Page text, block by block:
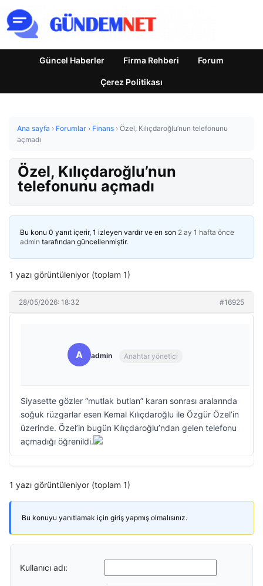
Güncel Haberler Firma Rehberi Forum
Çerez Politikası
Ana sayfa › Forumlar › Finans › Özel, Kılıçdaroğlu’nun telefonunu
açmadı
Özel, Kılıçdaroğlu’nun
telefonunu açmadı
Bu konu 0 yanıt içerir, 1 izleyen vardır ve en son 2 ay 1 hafta önce
admin tarafından güncellenmiştir.
1 yazı görüntüleniyor (toplam 1)
28/05/2026: 18:32 #16925
A admin Anahtar yönetici
Siyasette gözler “mutlak butlan” kararı sonrası aralarında
soğuk rüzgarlar esen Kemal Kılıçdaroğlu ile Özgür Özel’in
üzerinde. Özel’in bugün Kılıçdaroğlu’ndan gelen telefonu
açmadığı öğrenildi.
1 yazı görüntüleniyor (toplam 1)
Bu konuyu yanıtlamak için giriş yapmış olmalısınız.
Kullanıcı adı: